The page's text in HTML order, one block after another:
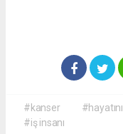
#kanser #hayatını
#iş insanı